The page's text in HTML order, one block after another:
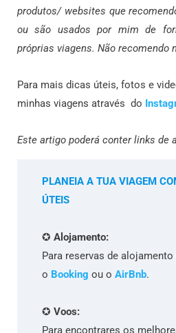
produtos/ websites que
ou são usados por mim de
próprias viagens. Não recomendo
Para mais dicas úteis, fotos e
minhas viagens através do
Este artigo poderá conter links de
PLANEIA A TUA VIAGEM
ÚTEIS
✪ Alojamento:
Para reservas de
o Booking ou o AirBnb.
✪ Voos:
Para encontrares os